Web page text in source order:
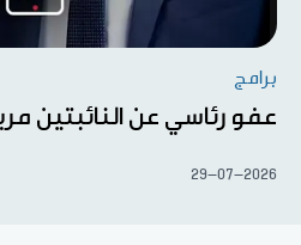
برامج
عفو رئاسي عن النائبتين
29-07-2026